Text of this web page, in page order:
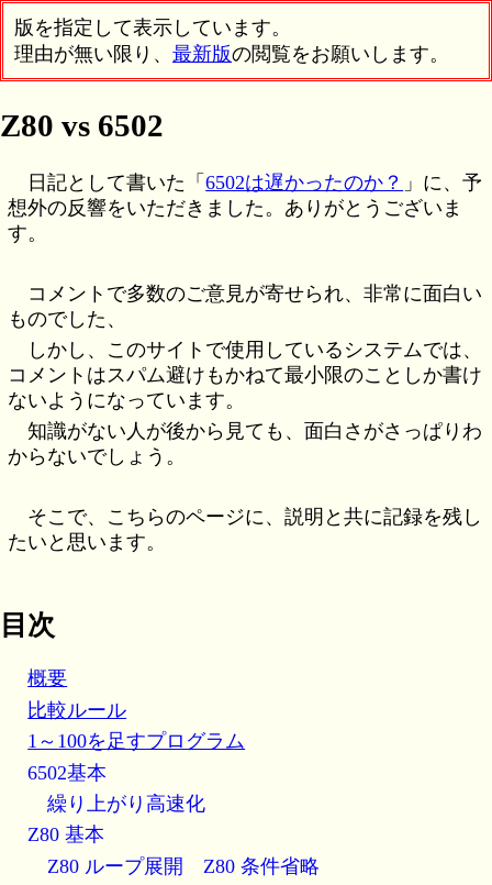
版を指定して表示しています。
理由が無い限り、 最新版の閲覧をお願いします。
Z80 vs 6502
日記として書いた「6502は遅かったのか？ 」に、予
想外の反響をいただきました。ありがとうございま
す。
コメントで多数のご意見が寄せられ、非常に面白い
ものでした、
しかし、このサイトで使用しているシステムでは、
コメントはスパム避けもかねて最小限のことしか書け
ないようになっています。
知識がない人が後から見ても、面白さがさっぱりわ
からないでしょう。
そこで、こちらのページに、説明と共に記録を残し
たいと思います。
目次
概要
比較ルール
1～100を足すプログラム
6502基本
繰り上がり高速化
Z80 基本
Z80 ループ展開
Z80 条件省略